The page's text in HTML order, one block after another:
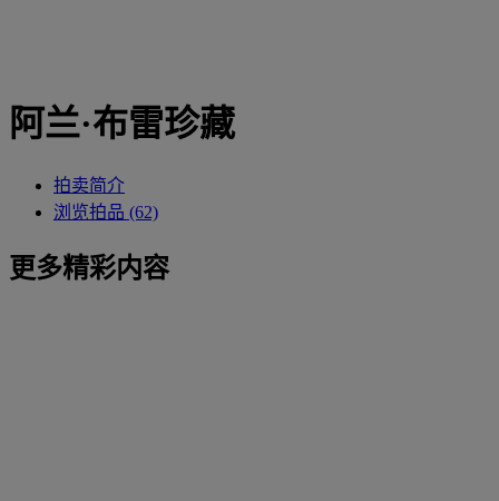
阿兰·布雷珍藏
拍卖简介
浏览拍品 (62)
更多精彩内容